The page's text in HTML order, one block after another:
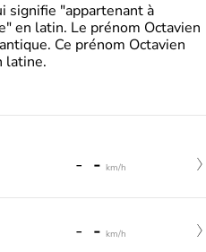
signifie "appartenant à
en latin. Le prénom Octavien
Ce prénom Octavien
latine.
- - km/h
- - km/h